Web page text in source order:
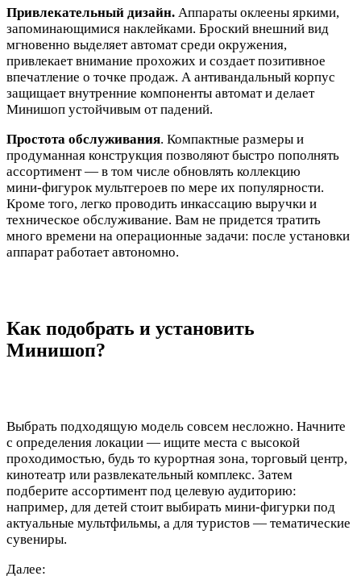
Привлекательный дизайн. Аппараты оклеены яркими,
запоминающимися наклейками. Броский внешний вид
мгновенно выделяет автомат среди окружения,
привлекает внимание прохожих и создает позитивное
впечатление о точке продаж. А антивандальный корпус
защищает внутренние компоненты автомат и делает
Минишоп устойчивым от падений.
Простота обслуживания. Компактные размеры и
продуманная конструкция позволяют быстро пополнять
ассортимент — в том числе обновлять коллекцию
мини‑фигурок мультгероев по мере их популярности.
Кроме того, легко проводить инкассацию выручки и
техническое обслуживание. Вам не придется тратить
много времени на операционные задачи: после установки
аппарат работает автономно.
Как подобрать и установить
Минишоп?
Выбрать подходящую модель совсем несложно. Начните
с определения локации — ищите места с высокой
проходимостью, будь то курортная зона, торговый центр,
кинотеатр или развлекательный комплекс. Затем
подберите ассортимент под целевую аудиторию:
например, для детей стоит выбирать мини‑фигурки под
актуальные мультфильмы, а для туристов — тематические
сувениры.
Далее: